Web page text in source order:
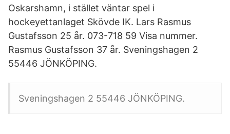
Oskarshamn, i stället väntar spel i
hockeyettanlaget Skövde IK. Lars Rasmus
Gustafsson 25 år. 073-718 59 Visa nummer.
Rasmus Gustafsson 37 år. Sveningshagen 2
55446 JÖNKÖPING.
Sveningshagen 2 55446 JÖNKÖPING.